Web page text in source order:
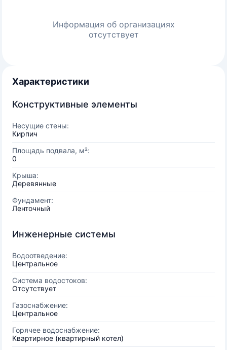
Информация об организациях
отсутствует
Характеристики
Конструктивные элементы
Несущие стены:
Кирпич
Площадь подвала, м²:
0
Крыша:
Деревянные
Фундамент:
Ленточный
Инженерные системы
Водоотведение:
Центральное
Система водостоков:
Отсутствует
Газоснабжение:
Центральное
Горячее водоснабжение:
Квартирное (квартирный котел)